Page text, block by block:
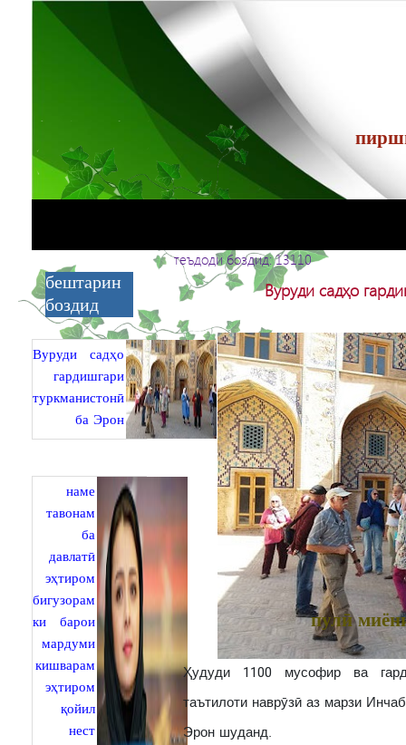
пулӣ
бештарин
боздид
Вуруди садҳо
гардишгари
туркманистонӣ
ба Эрон
наме
тавонам
ба
давлатӣ
эҳтиром
бигузорам
ки барои
мардуми
кишварам
эҳтиром
қойил
нест
теъдоди боздид: 13110
Вуруди садҳо
Ҳудуди 1100 мусофир ва
таътилоти наврӯзӣ аз марзи
Эрон шуданд.